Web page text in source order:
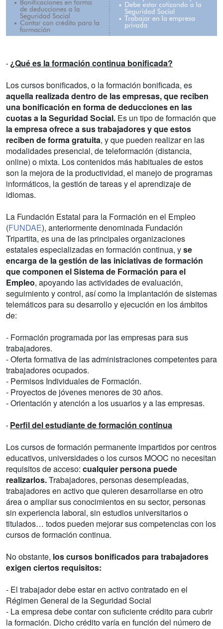
· ¿Qué es la formación continua bonificada?
Los cursos bonificados, o la formación bonificada, es
aquella realizada dentro de las empresas, que reciben
una bonificación en forma de deducciones en las
cuotas a la Seguridad Social. Es un tipo de formación que
la empresa ofrece a sus trabajadores y que estos
reciben de forma gratuita, y que pueden realizar en las
modalidades presencial, de teleformación (distancia,
online) o mixta. Los contenidos más habituales de estos
son la mejora de la productividad, el manejo de programas
informáticos, la gestión de tareas y el aprendizaje de
idiomas.
La Fundación Estatal para la Formación en el Empleo
(FUNDAE), anteriormente denominada Fundación
Tripartita, es una de las principales organizaciones
estatales especializadas en formación continua, yse
encarga de la gestión de las iniciativas de formación
que componen el Sistema de Formación para el
Empleo, apoyando las actividades de evaluación,
seguimiento y control, así como la implantación de sistemas
telemáticos para su desarrollo y ejecución en los ámbitos
de:
- Formación programada por las empresas para sus
trabajadores.
- Oferta formativa de las administraciones competentes para
trabajadores ocupados.
- Permisos Individuales de Formación.
- Proyectos de jóvenes menores de 30 años.
- Orientación y atención a los usuarios y a las empresas.
· Perfil del estudiante de formación continua
Los cursos de formación permanente impartidos por centros
educativos, universidades o los cursos MOOC no necesitan
requisitos de acceso: cualquier persona puede
realizarlos.Trabajadores, personas desempleadas,
trabajadores en activo que quieren desarrollarse en otro
área o ampliar sus conocimientos en su sector, personas
sin experiencia laboral, sin estudios universitarios o
titulados… todos pueden mejorar sus competencias con los
cursos de formación continua.
No obstante, los cursos bonificados para trabajadores
exigen ciertos requisitos:
- El trabajador debe estar en activo contratado en el
Régimen General de la Seguridad Social
- La empresa debe contar con suficiente crédito para cubrir
la formación. Dicho crédito varía en función del número de